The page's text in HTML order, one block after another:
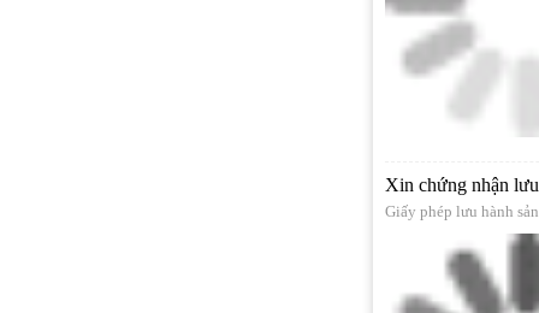
Xin chứng nhận
Giấy phép lưu hành